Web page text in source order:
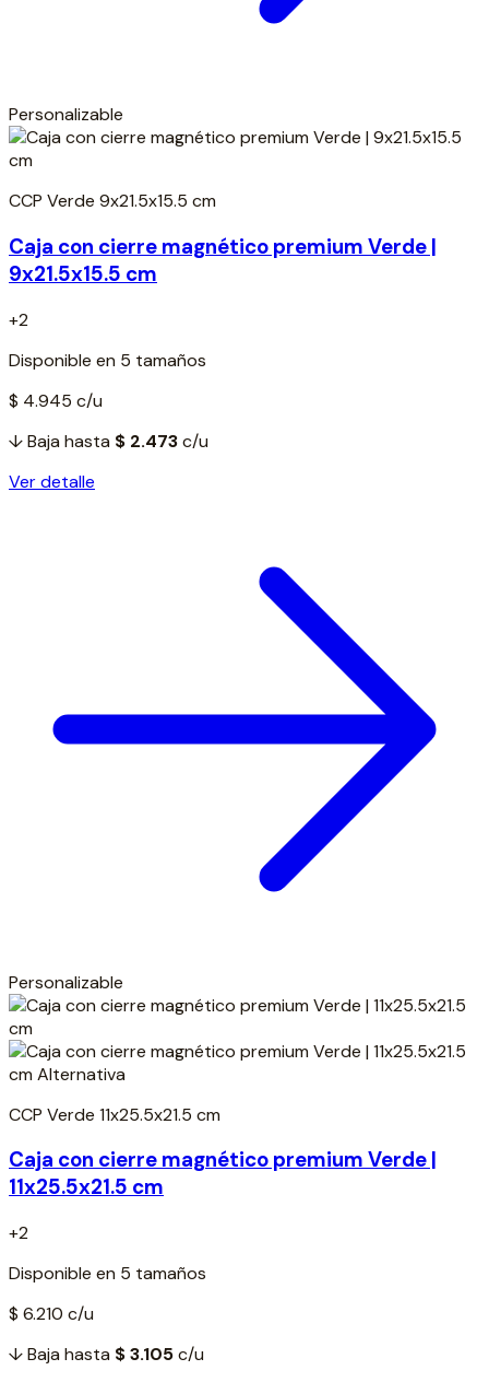
Personalizable
CCP Verde 9x21.5x15.5 cm
Caja con cierre magnético premium Verde |
9x21.5x15.5 cm
+2
Disponible en 5 tamaños
$ 4.945 c/u
↓ Baja hasta $ 2.473c/u
Ver detalle
Personalizable
CCP Verde 11x25.5x21.5 cm
Caja con cierre magnético premium Verde |
11x25.5x21.5 cm
+2
Disponible en 5 tamaños
$ 6.210 c/u
↓ Baja hasta $ 3.105c/u